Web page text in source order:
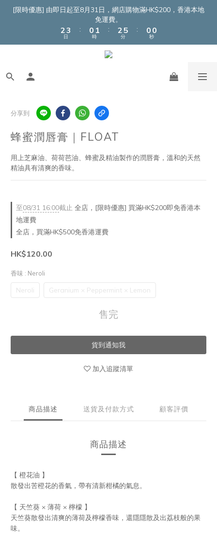
[限時優惠] 由即日起至8月31日，網店購物滿HK$200，香港本地
免運費。
4
2
1
5
3
2
日
:
2
0
3
2
1
0
時
:
4
3
2
1
7
5
4
分
:
2
0
2
0
秒
分享到
蜂蜜潤唇膏｜FLOAT
用上芝麻油、荷荷芭油、蜂蜜及精油製作的潤唇膏，溫和的天然
精油具有清爽的香味。
至08/31 16:00截止 全店，[限時優惠] 買滿HK$200即免香港本
地運費
全店，買滿HK$500免香港運費
HK$120.00
香味 : Neroli
Neroli Geranium × Peppermint × Lemon
售完
貨到通知我
加入追蹤清單
商品描述 送貨及付款方式 顧客評價
商品描述
【 橙花油 】
散發出苦橙花的香氣，帶有清新柑橘的氣息。
【 天竺葵 × 薄荷 × 檸檬 】
天竺葵散發出清爽的薄荷及檸檬香味，還隱隱散及出荔枝般的果
味。